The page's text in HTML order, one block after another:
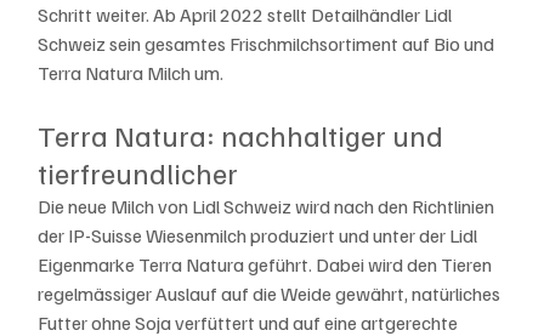
Schritt weiter. Ab April 2022 stellt Detailhändler Lidl
Schweiz sein gesamtes Frischmilchsortiment auf Bio und
Terra Natura Milch um.
Terra Natura: nachhaltiger und
tierfreundlicher
Die neue Milch von Lidl Schweiz wird nach den Richtlinien
der IP-Suisse Wiesenmilch produziert und unter der Lidl
Eigenmarke Terra Natura geführt. Dabei wird den Tieren
regelmässiger Auslauf auf die Weide gewährt, natürliches
Futter ohne Soja verfüttert und auf eine artgerechte